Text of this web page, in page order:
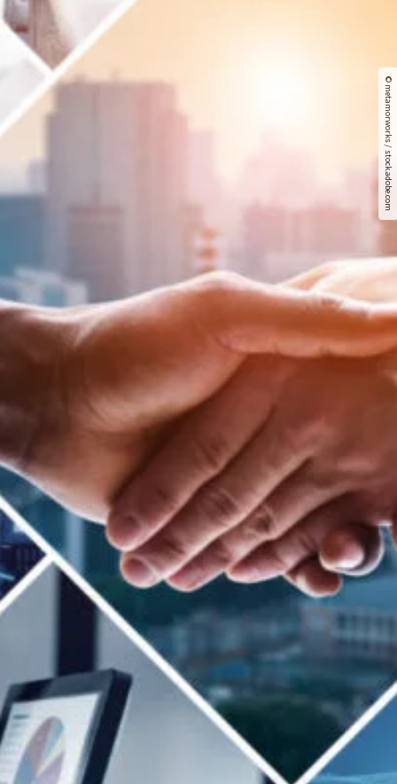
© metamorworks / stock.adobe.com